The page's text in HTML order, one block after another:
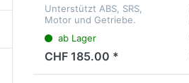
Unterstützt ABS, SRS,
Motor und Getriebe.
ab Lager
CHF 185.00 *